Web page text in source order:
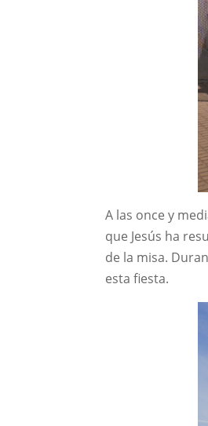
A las once y
que Jesús ha
de la misa.
esta fiesta.